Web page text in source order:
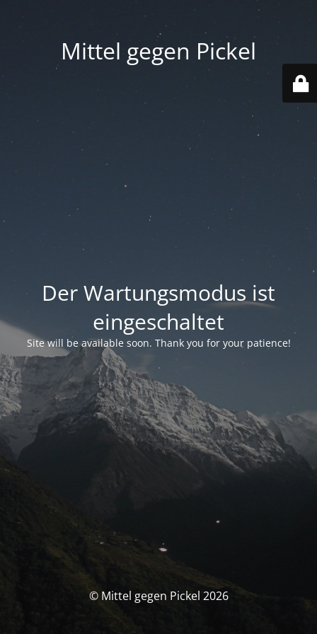
Mittel gegen Pickel
Der Wartungsmodus ist
eingeschaltet
Site will be available soon. Thank you for your patience!
© Mittel gegen Pickel 2026